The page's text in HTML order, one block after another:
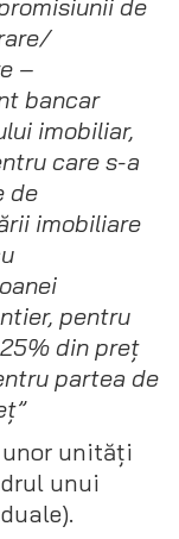
de
–
bancar
imobiliar,
care s-a
de
imobiliare
pentru
din preț
partea de
unor unități
unui